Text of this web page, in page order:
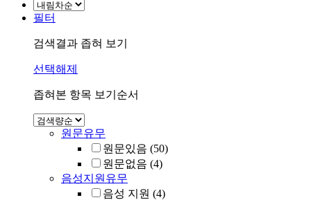
필터
검색결과 좁혀 보기
선택해제
좁혀본 항목 보기순서
원문유무
원문있음 (50)
원문없음 (4)
음성지원유무
음성 지원 (4)